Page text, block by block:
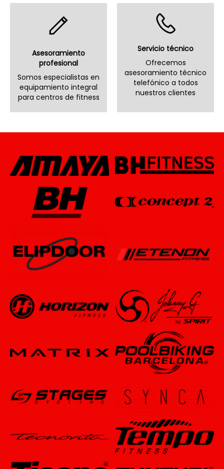
Asesoramiento
profesional
Somos especialistas en
equipamiento integral
para centros de fitness
Servicio técnico
Ofrecemos
asesoramiento técnico
telefónico a todos
nuestros clientes